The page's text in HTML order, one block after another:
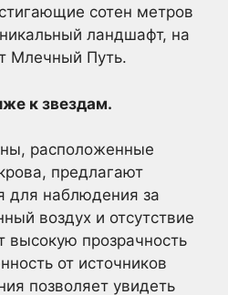
сотен метров
ландшафт, на
Млечный Путь.
к звездам.
расположенные
предлагают
для наблюдения за
воздух и отсутствие
высокую прозрачность
от источников
позволяет увидеть